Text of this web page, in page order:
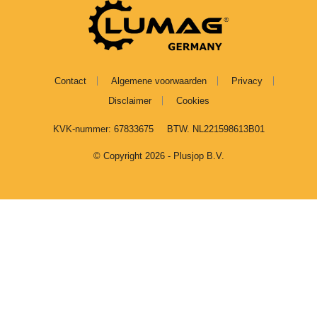
Contact Algemene voorwaarden
Privacy
Disclaimer
Cookies
KVK-nummer: 67833675 BTW. NL221598613B01
© Copyright 2026 - Plusjop B.V.